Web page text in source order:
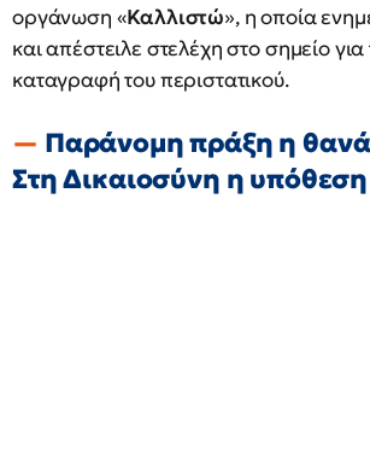
οργάνωση «Καλλιστώ», η οποία
και απέστειλε στελέχη στο σημείο για
καταγραφή του περιστατικού.
Παράνομη πράξη η
Στη Δικαιοσύνη η υπόθεση